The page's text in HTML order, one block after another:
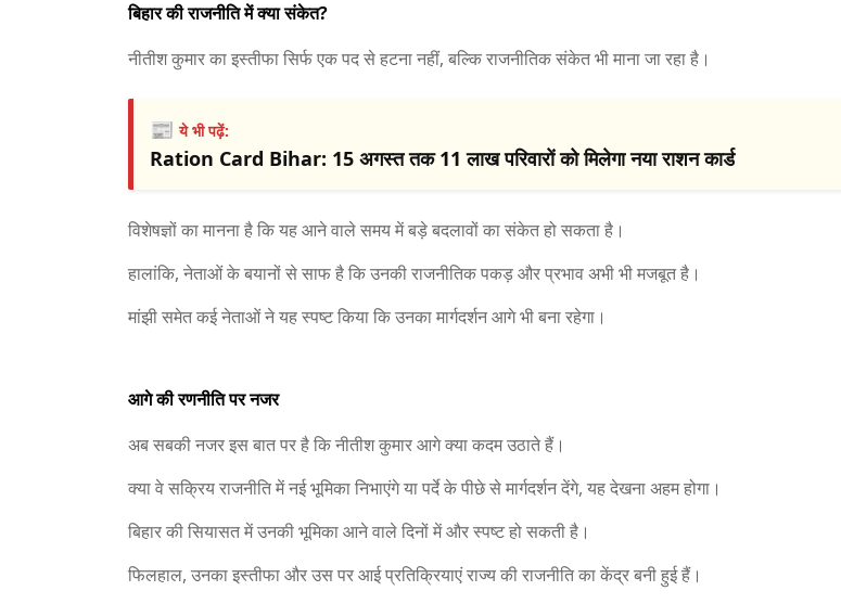
बिहार की राजनीति में क्या संकेत?
नीतीश कुमार का इस्तीफा सिर्फ एक पद से हटना नहीं, बल्कि राजनीतिक संकेत भी माना जा रहा है।
📰ये भी पढ़ें:
Ration Card Bihar: 15 अगस्त तक 11 लाख परिवारों को मिलेगा नया राशन कार्ड
विशेषज्ञों का मानना है कि यह आने वाले समय में बड़े बदलावों का संकेत हो सकता है।
हालांकि, नेताओं के बयानों से साफ है कि उनकी राजनीतिक पकड़ और प्रभाव अभी भी मजबूत है।
मांझी समेत कई नेताओं ने यह स्पष्ट किया कि उनका मार्गदर्शन आगे भी बना रहेगा।
आगे की रणनीति पर नजर
अब सबकी नजर इस बात पर है कि नीतीश कुमार आगे क्या कदम उठाते हैं।
क्या वे सक्रिय राजनीति में नई भूमिका निभाएंगे या पर्दे के पीछे से मार्गदर्शन देंगे, यह देखना अहम होगा।
बिहार की सियासत में उनकी भूमिका आने वाले दिनों में और स्पष्ट हो सकती है।
फिलहाल, उनका इस्तीफा और उस पर आई प्रतिक्रियाएं राज्य की राजनीति का केंद्र बनी हुई हैं।